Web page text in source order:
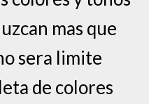
mas que
sera limite
de colores